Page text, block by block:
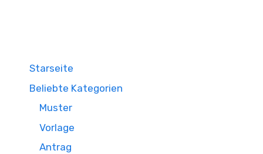
Starseite
Beliebte Kategorien
Muster
Vorlage
Antrag